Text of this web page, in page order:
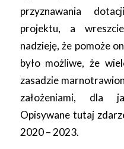
przyznawania
projektu, a
nadzieję, że pomoże
było możliwe, że
zasadzie
założeniami, dla
Opisywane tutaj
2020 – 2023.